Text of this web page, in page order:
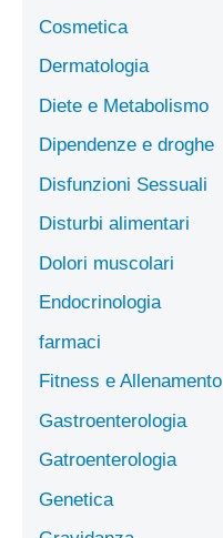
Cosmetica
Dermatologia
Diete e Metabolismo
Dipendenze e droghe
Disfunzioni Sessuali
Disturbi alimentari
Dolori muscolari
Endocrinologia
farmaci
Fitness e Allenamento
Gastroenterologia
Gatroenterologia
Genetica